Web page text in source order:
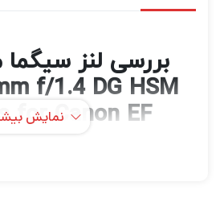
بررسی لنز
f/1.4 DG HSM
for Canon EF
نمایش